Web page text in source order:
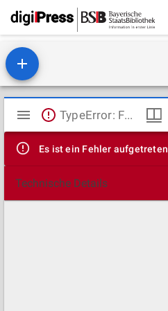
Mirador
Viewer
TypeError: Failed to fetch
Es ist ein Fehler aufgetreten
Technische Details